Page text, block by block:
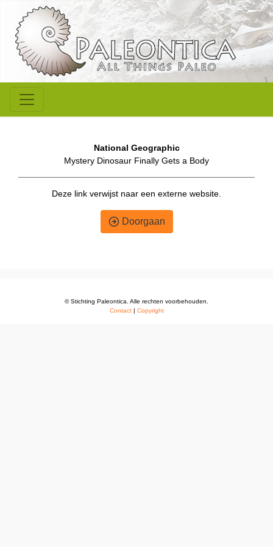
National Geographic
Mystery Dinosaur Finally Gets a Body
Deze link verwijst naar een externe website.
Doorgaan
© Stichting Paleontica. Alle rechten voorbehouden.
Contact| Copyright